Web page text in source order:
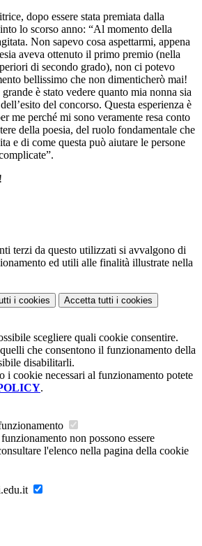
dopo essere stata premiata dalla
lo scorso anno: “Al momento della
Non sapevo cosa aspettarmi, appena
aveva ottenuto il primo premio (nella
di secondo grado), non ci potevo
bellissimo che non dimenticherò mai!
è stato vedere quanto mia nonna sia
del concorso. Questa esperienza è
me perché mi sono veramente resa conto
della poesia, del ruolo fondamentale che
e di come questa può aiutare le persone
terzi da questo utilizzati si avvalgono di
ed utili alle finalità illustrate nella
i cookies Accetta tutti i cookies
scegliere quali cookie consentire.
che consentono il funzionamento della
disabilitarli.
i cookie necessari al funzionamento potete
.
non possono essere
l'elenco nella pagina della cookie